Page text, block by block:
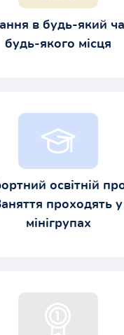
в будь-який
будь-якого місця
освітній
проходять у
мінігрупах